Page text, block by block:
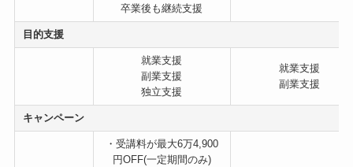
卒業後も継続支援
目的支援
就業支援
副業支援
独立支援
就業支援
副業支援
キャンペーン
・受講料が最大6万4,900
円OFF(一定期間のみ)